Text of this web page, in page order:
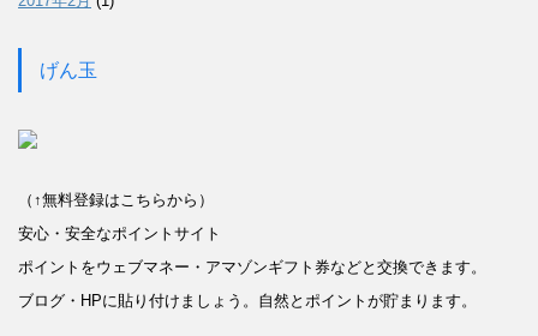
げん玉
（↑無料登録はこちらから）
安心・安全なポイントサイト
ポイントをウェブマネー・アマゾンギフト券などと交換できます。
ブログ・HPに貼り付けましょう。自然とポイントが貯まります。